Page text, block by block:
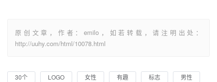
原创文章，作者：emilo，如若转载，请注明出处：
http://uuhy.com/html/10078.html
30个 LOGO 女性 有趣 标志 男性